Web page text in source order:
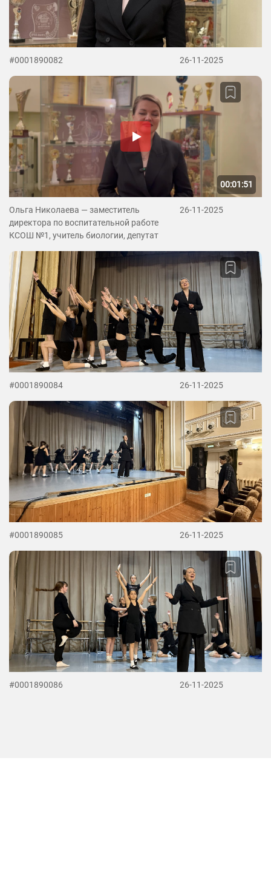
#0001890082 26-11-2025
00:01:51
Ольга Николаева — заместитель
директора по воспитательной работе
КСОШ №1, учитель биологии, депутат
26-11-2025
#0001890084 26-11-2025
#0001890085 26-11-2025
#0001890086 26-11-2025